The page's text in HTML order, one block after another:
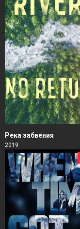
Река забвения
2019